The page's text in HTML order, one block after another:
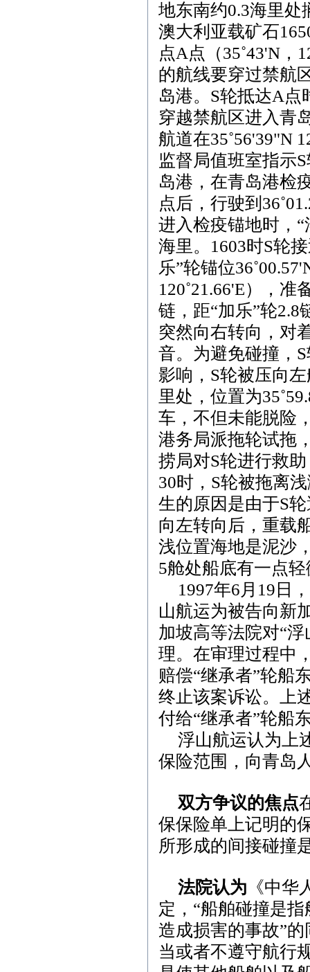
地东南约0.3海里处
澳大利亚载矿石
点A点（35˚43'N，
的航线要穿过禁航
岛港。 S轮抵达A点
穿越禁航区进入青
航道在35˚56'39"N
监督局值班室指示S
岛港，在青岛港检
点后，行驶到
进入检疫锚地时，
海里。 1603时S轮
乐”轮锚位
120˚21.66'E），准
链，距“加乐”轮2.8
突然向右转向，对
音。为避免碰撞， S
影响， S轮被压向
里处，位置为
车，不但未能脱险
港务局派拖轮试拖
捞局对S轮进行救
30时， S轮被拖离
生的原因是由于S轮
向左转向后，重载
浅位置海地是泥沙
5舱处船底有一点
1997年6 月 19 日
山航运为被告向新
加坡高等法院对“
理。在审理过程中
赔偿“继承者”轮船
终止该案诉讼。上
付给“继承者”轮船
浮山航运认为上
保险范围，向青岛
双方争议的焦点
保保险单上记明的
所形成的间接碰撞
法院认为 《中
定，“船舶碰撞是
造成损害的事故”
当或者不遵守航行